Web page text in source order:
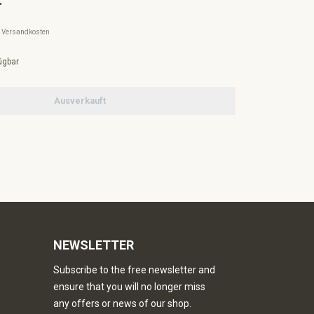
Ausverkauft
NEWSLETTER
Subscribe to the free newsletter and
ensure that you will no longer miss
any offers or news of our shop.